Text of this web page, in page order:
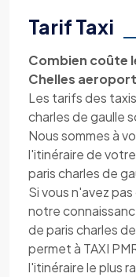
Tarif Taxi
Combien coûte
Chelles
Les tarifs des
charles de gaulle
Nous sommes à
l'itinéraire de
paris charles de
Si vous n'avez
notre
de paris charles
permet à TAXI
l'itinéraire le plus